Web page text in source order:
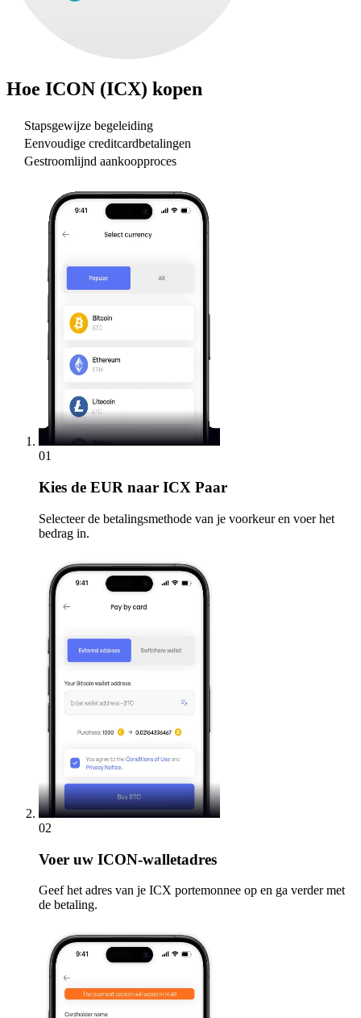
Hoe ICON (ICX) kopen
Stapsgewijze begeleiding
Eenvoudige creditcardbetalingen
Gestroomlijnd aankoopproces
01
Kies de EUR naar ICX Paar
Selecteer de betalingsmethode van je voorkeur en voer het
bedrag in.
02
Voer uw ICON-walletadres
Geef het adres van je ICX portemonnee op en ga verder met
de betaling.